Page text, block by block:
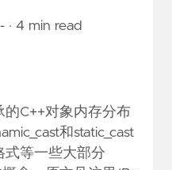
· 4 min read
C++对象内存分布
和static_cast
式等一些大部分